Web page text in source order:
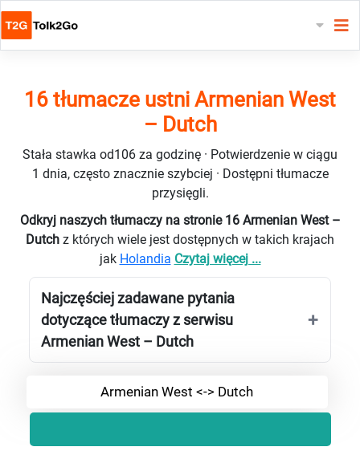
16 tłumacze ustni Armenian West
– Dutch
Stała stawka od106 za godzinę · Potwierdzenie w ciągu
1 dnia, często znacznie szybciej · Dostępni tłumacze
przysięgli.
Odkryj naszych tłumaczy na stronie 16 Armenian West –
Dutch z których wiele jest dostępnych w takich krajach
jak Holandia Czytaj więcej ...
Najczęściej zadawane pytania
dotyczące tłumaczy z serwisu
Armenian West – Dutch
Armenian West <-> Dutch